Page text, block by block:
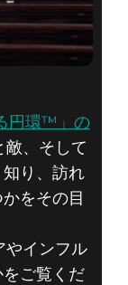
円環™」の
敵、そして
り、訪れ
をその目
やインフル
ご覧くだ